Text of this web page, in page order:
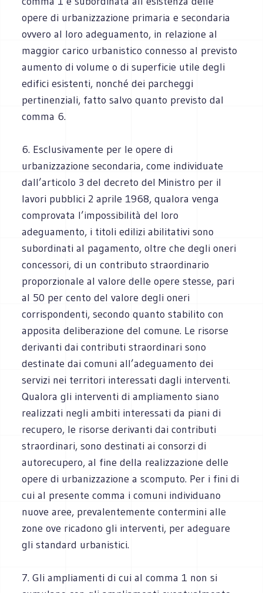
opere di urbanizzazione primaria e secondaria
ovvero al loro adeguamento, in relazione al
maggior carico urbanistico connesso al previsto
aumento di volume o di superficie utile degli
edifici esistenti, nonché dei parcheggi
pertinenziali, fatto salvo quanto previsto dal
comma 6.
6. Esclusivamente per le opere di
urbanizzazione secondaria, come individuate
dall’articolo 3 del decreto del Ministro per il
lavori pubblici 2 aprile 1968, qualora venga
comprovata l’impossibilità del loro
adeguamento, i titoli edilizi abilitativi sono
subordinati al pagamento, oltre che degli oneri
concessori, di un contributo straordinario
proporzionale al valore delle opere stesse, pari
al 50 per cento del valore degli oneri
corrispondenti, secondo quanto stabilito con
apposita deliberazione del comune. Le risorse
derivanti dai contributi straordinari sono
destinate dai comuni all’adeguamento dei
servizi nei territori interessati dagli interventi.
Qualora gli interventi di ampliamento siano
realizzati negli ambiti interessati da piani di
recupero, le risorse derivanti dai contributi
straordinari, sono destinati ai consorzi di
autorecupero, al fine della realizzazione delle
opere di urbanizzazione a scomputo. Per i fini di
cui al presente comma i comuni individuano
nuove aree, prevalentemente contermini alle
zone ove ricadono gli interventi, per adeguare
gli standard urbanistici.
7. Gli ampliamenti di cui al comma 1 non si